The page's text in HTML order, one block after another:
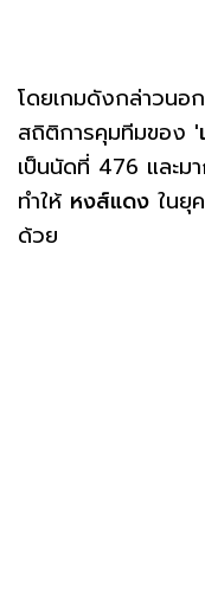
โดยเกมดังกล่าวนอ
สถิติการคุมทีมของ '
เป็นนัดที่ 476 และม
ทำให้ หงส์แดง ในยุ
ด้วย